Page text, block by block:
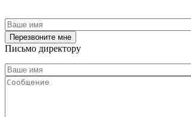
Письмо директору